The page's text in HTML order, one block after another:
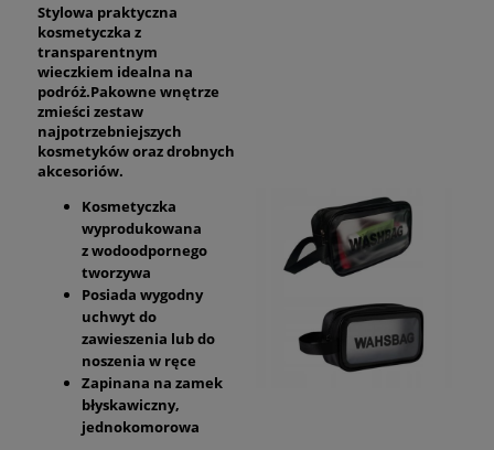
Stylowa praktyczna
kosmetyczka z
transparentnym
wieczkiem idealna na
podróż.Pakowne wnętrze
zmieści zestaw
najpotrzebniejszych
kosmetyków oraz drobnych
akcesoriów.
Kosmetyczka
wyprodukowana
z wodoodpornego
tworzywa
Posiada wygodny
uchwyt do
zawieszenia lub do
noszenia w ręce
Zapinana na zamek
błyskawiczny,
jednokomorowa